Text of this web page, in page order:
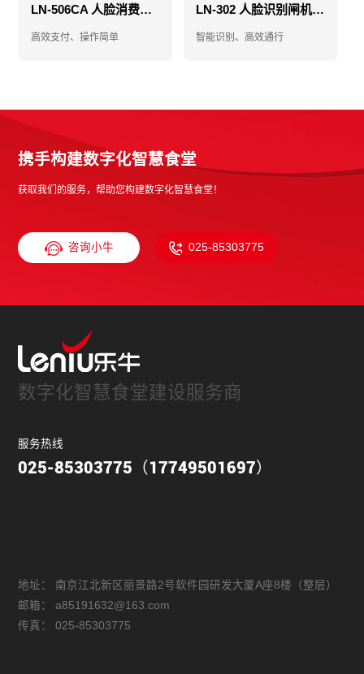
LN-506CA 人脸消费机-消费机-售饭机
高效支付、操作简单
LN-302 人脸识别闸机-人脸门禁闸机-食堂门禁闸机
智能识别、高效通行
携手构建数字化智慧食堂
获取我们的服务，帮助您构建数字化智慧食堂！
咨询小牛 025-85303775
数字化智慧食堂建设服务商
服务热线
025-85303775（17749501697）
地址：
南京江北新区丽景路2号软件园研发大厦A座8楼（整层）
邮箱：
a85191632@163.com
传真：
025-85303775